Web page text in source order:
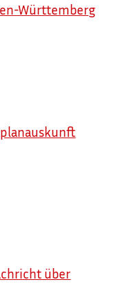
Württemberg
über